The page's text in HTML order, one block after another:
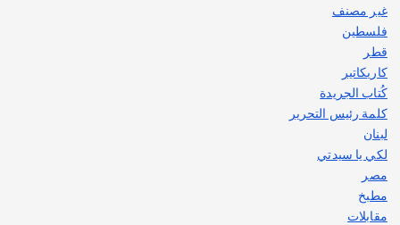
غير مصنف
فلسطين
قطر
كاريكاتير
كُتاب الجريدة
كلمة رئيس التحرير
لبنان
لكي يا سيدتي
مصر
مطبخ
مقابلات